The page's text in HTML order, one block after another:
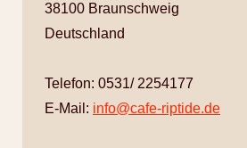
38100 Braunschweig
Deutschland
Telefon: 0531/ 2254177
E-Mail: info@cafe-riptide.de